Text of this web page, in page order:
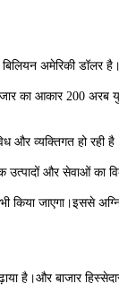
अमेरिकी डॉलर
का आकार 200
और व्यक्तिगत हो रही
उत्पादों और सेवाओं का
किया जाएगा।इससे
है।और बाजार